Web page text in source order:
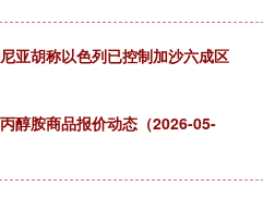
亚胡称以色列已控制加沙六成区
醇胺商品报价动态（2026-05-